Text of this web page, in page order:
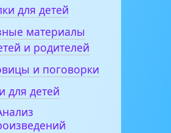
для детей
материалы
и родителей
и поговорки
для детей